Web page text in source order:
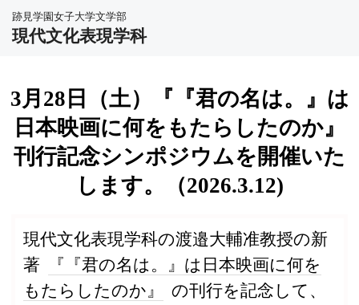
跡見学園女子大学文学部
現代文化表現学科
3月28日（土）『『君の名は。』は
日本映画に何をもたらしたのか』
刊行記念シンポジウムを開催いた
します。（2026.3.12)
現代文化表現学科の渡邉大輔准教授の新
著
『『君の名は。』は日本映画に何を
もたらしたのか』
の刊行を記念して、